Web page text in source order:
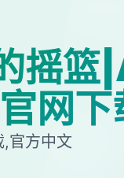
摇
网下
官方中文